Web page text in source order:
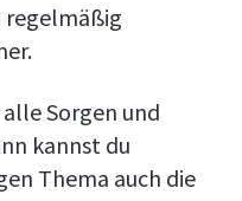
regelmäßig
Sorgen und
kannst du
Thema auch die